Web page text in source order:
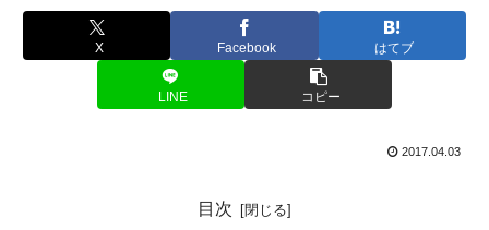
X Facebook はてブ
LINE コピー
2017.04.03
目次